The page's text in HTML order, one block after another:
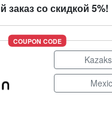
со скидкой 5%!
COUPON CODE